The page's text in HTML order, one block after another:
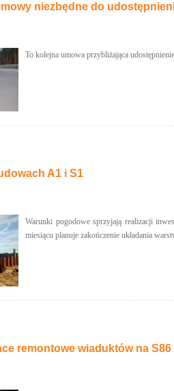
niezbędne do
To kolejna umowa przybliżająca
A1 i S1
Warunki pogodowe sprzyjają realizacji
miesiącu planuje zakończenie układania
remontowe wiaduktów na